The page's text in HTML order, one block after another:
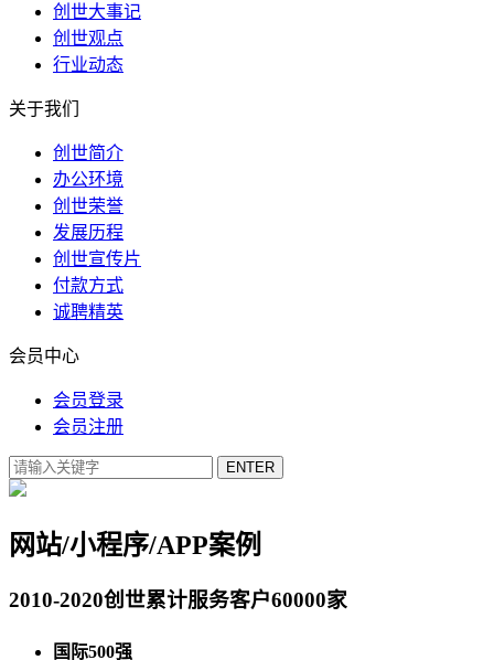
创世大事记
创世观点
行业动态
关于我们
创世简介
办公环境
创世荣誉
发展历程
创世宣传片
付款方式
诚聘精英
会员中心
会员登录
会员注册
网站/小程序/APP案例
2010-2020创世累计服务客户60000家
国际500强